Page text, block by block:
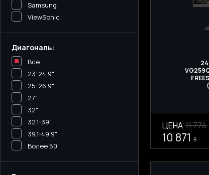
Samsung
ViewSonic
Диагональ:
Все
23-24.9"
25-26.9"
27"
32"
32.1-39"
39.1-49.9"
Более 50
ЦЕНА 11 774
10 871 ₴